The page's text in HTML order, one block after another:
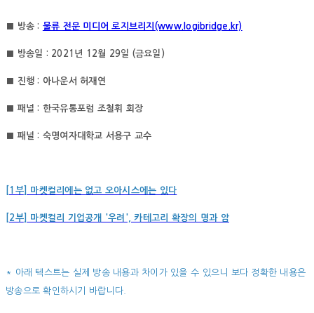
■ 방송 : 물류 전문 미디어 로지브리지(www.logibridge.kr)
■ 방송일 : 2021년 12월 29일 (금요일)
■ 진행 : 아나운서 허재연
■ 패널 : 한국유통포럼 조철휘 회장
■ 패널 : 숙명여자대학교 서용구 교수
[1부] 마켓컬리에는 없고 오아시스에는 있다
[2부] 마켓컬리 기업공개 '우려', 카테고리 확장의 명과 암
* 아래 텍스트는 실제 방송 내용과 차이가 있을 수 있으니 보다 정확한 내용은
방송으로 확인하시기 바랍니다.